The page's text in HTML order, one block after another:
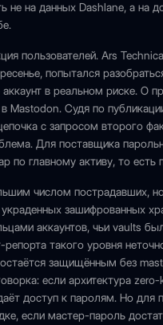
не на данных Dashlane, а на
пользователей. Ars
попытался
в реальном риске. О
Mastodon. Судя по
с запросом второго
Для поставщика
по главному активу, то есть
числом пострадавших,
зашифрованных
аккаунтов, чьи vaults
такого уровня
защищённым без
если архитектура
доступ к паролям. Но для
если мастер-пароль